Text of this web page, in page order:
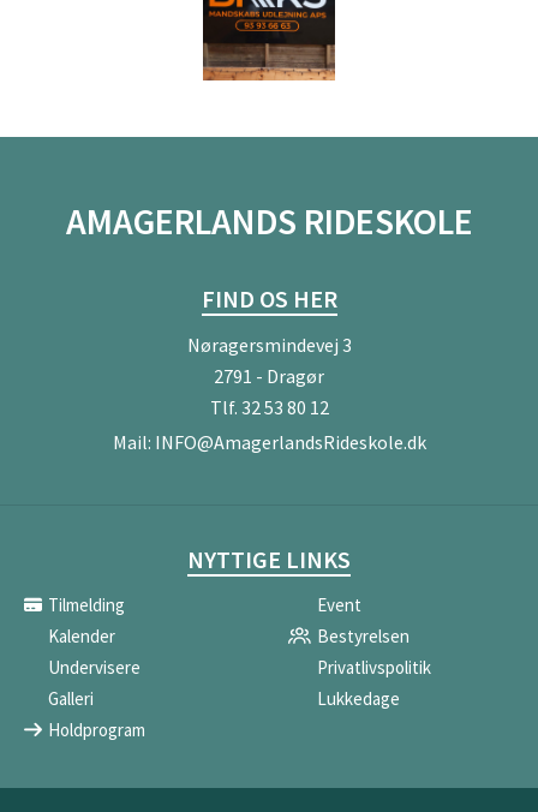
AMAGERLANDS RIDESKOLE
FIND OS HER
Nøragersmindevej 3
2791 - Dragør
Tlf. 32 53 80 12
Mail: INFO@AmagerlandsRideskole.dk
NYTTIGE LINKS
Tilmelding
Event
Kalender
Bestyrelsen
Undervisere
Privatlivspolitik
Galleri
Lukkedage
Holdprogram